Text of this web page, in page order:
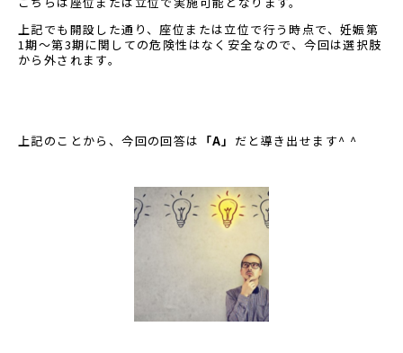
上記でも開設した通り、座位または立位で行う時点で、妊娠第
1期～第3期に関しての危険性はなく安全なので、今回は選択肢
から外されます。
上記のことから、今回の回答は 「A 」 だと導き出せます^ ^